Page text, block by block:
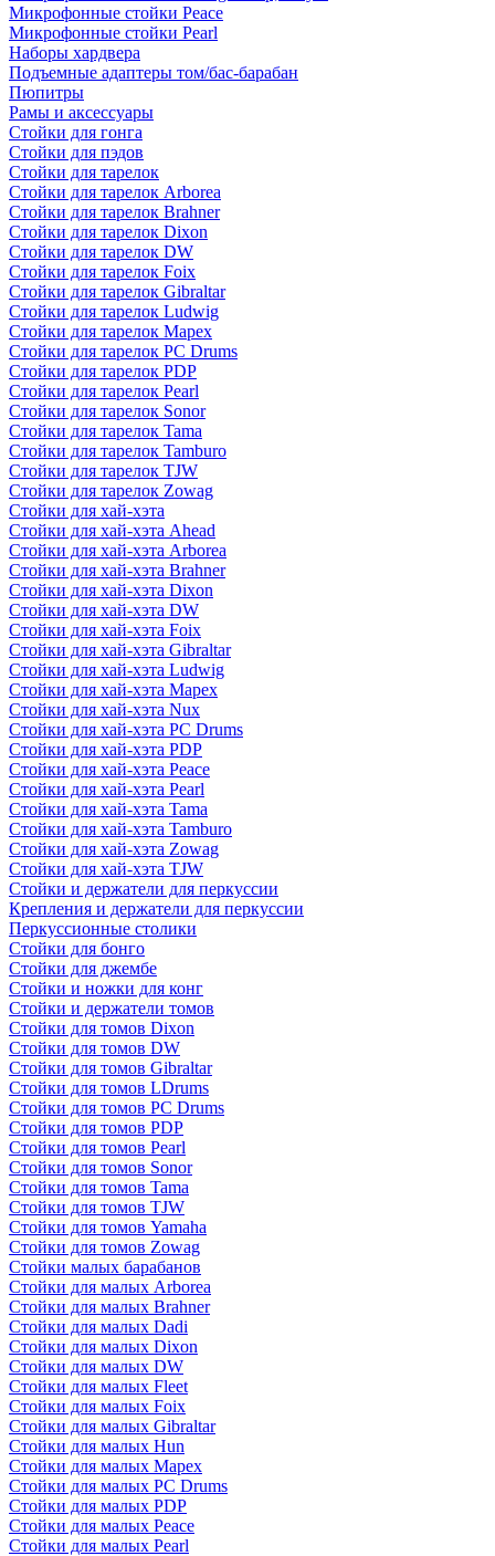
Микрофонные стойки Peace
Микрофонные стойки Pearl
Наборы хардвера
Подъемные адаптеры том/бас-барабан
Пюпитры
Рамы и аксессуары
Стойки для гонга
Стойки для пэдов
Стойки для тарелок
Стойки для тарелок Arborea
Стойки для тарелок Brahner
Стойки для тарелок Dixon
Стойки для тарелок DW
Стойки для тарелок Foix
Стойки для тарелок Gibraltar
Стойки для тарелок Ludwig
Стойки для тарелок Mapex
Стойки для тарелок PC Drums
Стойки для тарелок PDP
Стойки для тарелок Pearl
Стойки для тарелок Sonor
Стойки для тарелок Tama
Стойки для тарелок Tamburo
Стойки для тарелок TJW
Стойки для тарелок Zowag
Стойки для хай-хэта
Стойки для хай-хэта Ahead
Стойки для хай-хэта Arborea
Стойки для хай-хэта Brahner
Стойки для хай-хэта Dixon
Стойки для хай-хэта DW
Стойки для хай-хэта Foix
Стойки для хай-хэта Gibraltar
Стойки для хай-хэта Ludwig
Стойки для хай-хэта Mapex
Стойки для хай-хэта Nux
Стойки для хай-хэта PC Drums
Стойки для хай-хэта PDP
Стойки для хай-хэта Peace
Стойки для хай-хэта Pearl
Стойки для хай-хэта Tama
Стойки для хай-хэта Tamburo
Стойки для хай-хэта Zowag
Стойки для хай-хэта TJW
Стойки и держатели для перкуссии
Крепления и держатели для перкуссии
Перкуссионные столики
Стойки для бонго
Стойки для джембе
Стойки и ножки для конг
Стойки и держатели томов
Стойки для томов Dixon
Стойки для томов DW
Стойки для томов Gibraltar
Стойки для томов LDrums
Стойки для томов PC Drums
Стойки для томов PDP
Стойки для томов Pearl
Стойки для томов Sonor
Стойки для томов Tama
Стойки для томов TJW
Стойки для томов Yamaha
Стойки для томов Zowag
Стойки малых барабанов
Стойки для малых Arborea
Стойки для малых Brahner
Стойки для малых Dadi
Стойки для малых Dixon
Стойки для малых DW
Стойки для малых Fleet
Стойки для малых Foix
Стойки для малых Gibraltar
Стойки для малых Hun
Стойки для малых Mapex
Стойки для малых PC Drums
Стойки для малых PDP
Стойки для малых Peace
Стойки для малых Pearl